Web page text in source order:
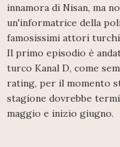
innamora di Nisan, ma
un'informatrice della
famosissimi attori turchi
Il primo episodio è
turco Kanal D, come
rating, per il momento
stagione dovrebbe
maggio e inizio giugno.